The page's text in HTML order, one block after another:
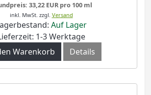
33,22 EUR pro 100 ml
inkl. MwSt. zzgl. Versand
Auf Lager
1-3 Werktage
Warenkorb
Details